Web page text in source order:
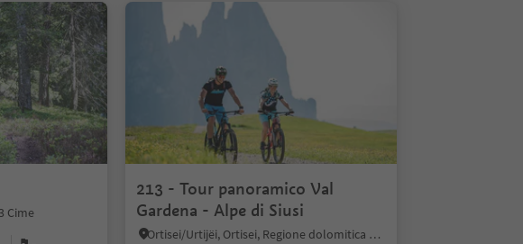
Cime
213 - Tour panoramico Val
Gardena - Alpe di Siusi
Ortisei/Urtijëi, Ortisei, Regione dolomitica Val Gardena